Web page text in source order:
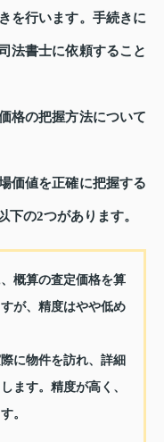
を行います。手続きに
法書士に依頼すること
格の把握方法について
価値を正確に把握する
下の2つがあります。
概算の査定価格を算
が、精度はやや低め
に物件を訪れ、詳細
ます。精度が高く、
。